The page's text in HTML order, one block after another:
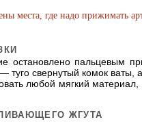
места, где надо прижимать
остановлено пальцевым
туго свернутый комок ваты,
любой мягкий
ЖГУТА